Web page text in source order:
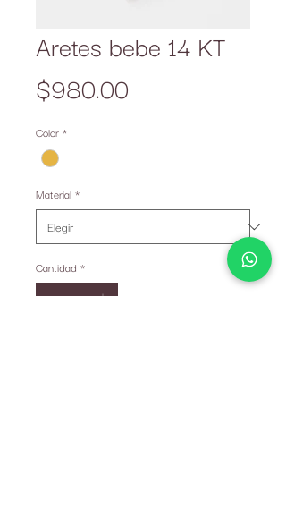
Aretes bebe 14 KT
$980.00
Color *
Material *
Cantidad *